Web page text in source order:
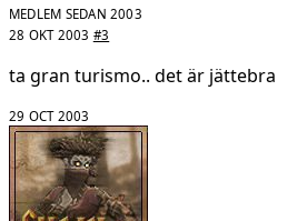
MEDLEM SEDAN 2003
28 OKT 2003 #3
ta gran turismo.. det är jättebra
29 OCT 2003